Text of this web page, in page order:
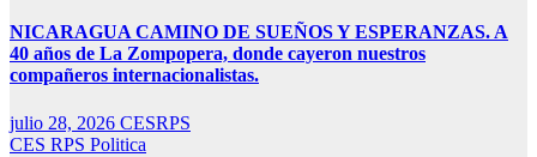
NICARAGUA CAMINO DE SUEÑOS Y ESPERANZAS. A
40 años de La Zompopera, donde cayeron nuestros
compañeros internacionalistas.
julio 28, 2026 CESRPS
CES RPS Politica